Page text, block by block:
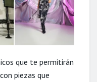
que te permitirán
piezas que